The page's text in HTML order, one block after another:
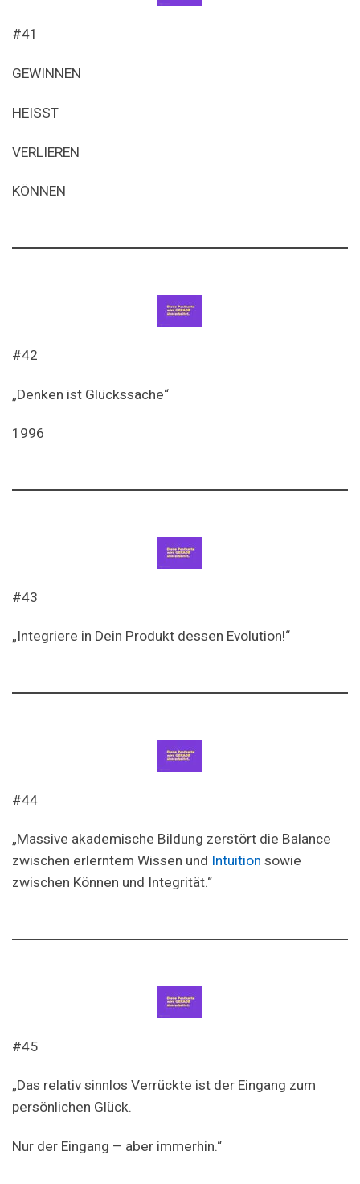
#41
GEWINNEN
HEISST
VERLIEREN
KÖNNEN
#42
„Denken ist Glückssache“
1996
#43
„Integriere in Dein Produkt dessen Evolution!“
#44
„Massive akademische Bildung zerstört die Balance
zwischen erlerntem Wissen und Intuition sowie
zwischen Können und Integrität.“
#45
„Das relativ sinnlos Verrückte ist der Eingang zum
persönlichen Glück.
Nur der Eingang – aber immerhin.“